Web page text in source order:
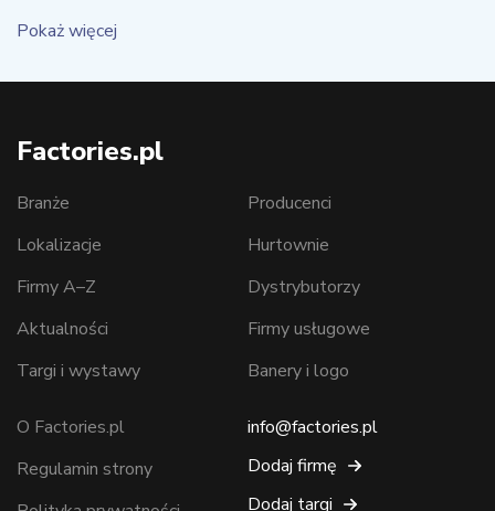
Pokaż więcej
Factories.pl
Branże
Lokalizacje
Firmy A–Z
Aktualności
Targi i wystawy
Producenci
Hurtownie
Dystrybutorzy
Firmy usługowe
Banery i logo
O Factories.pl
Regulamin strony
info@factories.pl
Dodaj firmę
Dodaj targi